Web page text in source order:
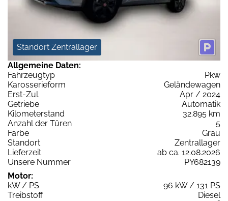
Standort Zentrallager
Allgemeine Daten:
Fahrzeugtyp
Pkw
Karosserieform
Geländewagen
Erst-Zul.
Apr / 2024
Getriebe
Automatik
Kilometerstand
32.895 km
Anzahl der Türen
5
Farbe
Grau
Standort
Zentrallager
Lieferzeit
ab ca. 12.08.2026
Unsere Nummer
PY682139
Motor:
kW / PS
96 kW / 131 PS
Treibstoff
Diesel